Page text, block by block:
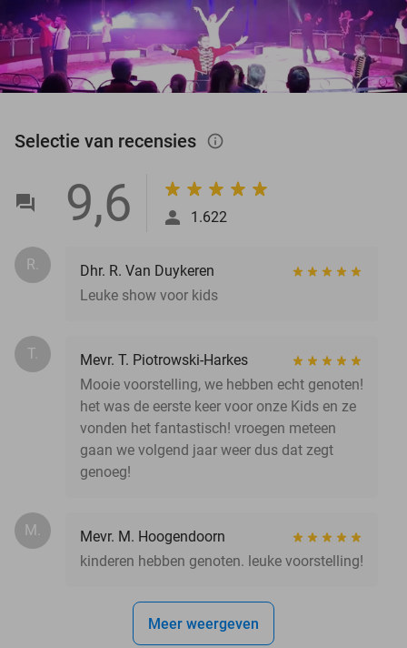
Selectie van recensies info_outlined
9,6 1.622
R.
Dhr. R. Van Duykeren
Leuke show voor kids
T.
Mevr. T. Piotrowski-Harkes
Mooie voorstelling, we hebben echt genoten!
het was de eerste keer voor onze Kids en ze
vonden het fantastisch! vroegen meteen
gaan we volgend jaar weer dus dat zegt
genoeg!
M.
Mevr. M. Hoogendoorn
kinderen hebben genoten. leuke voorstelling!
Meer weergeven